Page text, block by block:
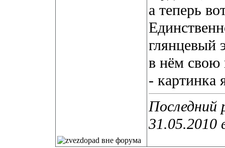
а теперь
глянцевый
в нём свою
- картинка
Последний
31.05.2010